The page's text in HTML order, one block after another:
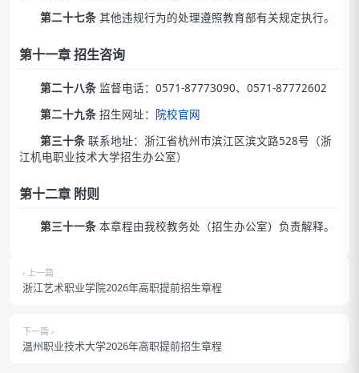
第二十七条其他违规行为的处理遵照教育部有关规定执行。
第十一章 招生咨询
第二十八条监督电话：0571-87773090、0571-87772602
第二十九条招生网址： 院校官网
第三十条联系地址：浙江省杭州市滨江区滨文路528号（浙
江机电职业技术大学招生办公室）
第十二章 附则
第三十一条本章程由我校教务处（招生办公室）负责解释。
‹ 上一篇
浙江艺术职业学院2026年高职提前招生章程
下一篇 ›
温州职业技术大学2026年高职提前招生章程